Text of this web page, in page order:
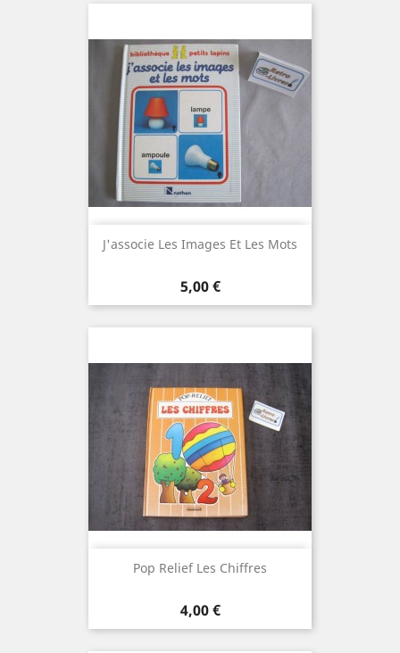
J'associe Les Images Et Les Mots
Prix
5,00 €
Pop Relief Les Chiffres
Prix
4,00 €